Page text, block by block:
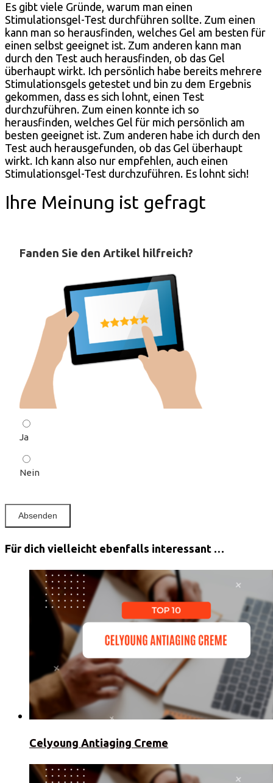
Es gibt viele Gründe, warum man einen
Stimulationsgel-Test durchführen sollte. Zum einen
kann man so herausfinden, welches Gel am besten für
einen selbst geeignet ist. Zum anderen kann man
durch den Test auch herausfinden, ob das Gel
überhaupt wirkt. Ich persönlich habe bereits mehrere
Stimulationsgels getestet und bin zu dem Ergebnis
gekommen, dass es sich lohnt, einen Test
durchzuführen. Zum einen konnte ich so
herausfinden, welches Gel für mich persönlich am
besten geeignet ist. Zum anderen habe ich durch den
Test auch herausgefunden, ob das Gel überhaupt
wirkt. Ich kann also nur empfehlen, auch einen
Stimulationsgel-Test durchzuführen. Es lohnt sich!
Ihre Meinung ist gefragt
Fanden Sie den Artikel hilfreich?
Ja
Nein
Für dich vielleicht ebenfalls interessant …
Celyoung Antiaging Creme